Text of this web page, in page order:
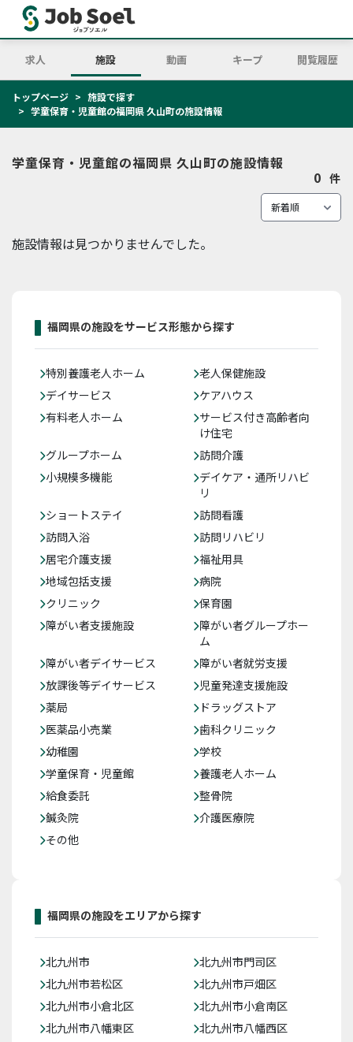
求人 施設 動画 キープ 閲覧履歴
トップページ
施設で探す
学童保育・児童館の福岡県 久山町の施設情報
学童保育・児童館の福岡県 久山町の施設情報
0 件
施設情報は見つかりませんでした。
福岡県の施設をサービス形態から探す
特別養護老人ホーム
老人保健施設
デイサービス
ケアハウス
有料老人ホーム
サービス付き高齢者向
け住宅
グループホーム
訪問介護
小規模多機能
デイケア・通所リハビ
リ
ショートステイ
訪問看護
訪問入浴
訪問リハビリ
居宅介護支援
福祉用具
地域包括支援
病院
クリニック
保育園
障がい者支援施設
障がい者グループホー
ム
障がい者デイサービス
障がい者就労支援
放課後等デイサービス
児童発達支援施設
薬局
ドラッグストア
医薬品小売業
歯科クリニック
幼稚園
学校
学童保育・児童館
養護老人ホーム
給食委託
整骨院
鍼灸院
介護医療院
その他
福岡県の施設をエリアから探す
北九州市
北九州市門司区
北九州市若松区
北九州市戸畑区
北九州市小倉北区
北九州市小倉南区
北九州市八幡東区
北九州市八幡西区